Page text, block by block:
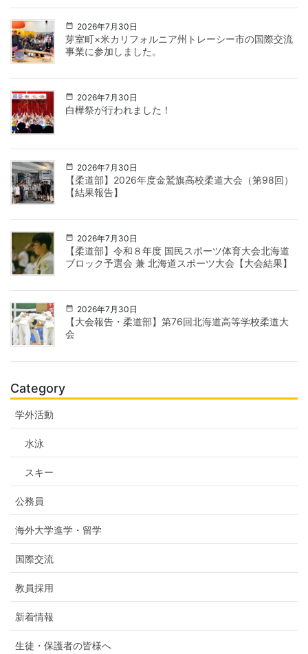
2026年7月30日
芽室町×米カリフォルニア州トレーシー市の国際交流
事業に参加しました。
2026年7月30日
白樺祭が行われました！
2026年7月30日
【柔道部】2026年度金鷲旗高校柔道大会（第98回）
【結果報告】
2026年7月30日
【柔道部】令和８年度 国民スポーツ体育大会北海道
ブロック予選会 兼 北海道スポーツ大会【大会結果】
2026年7月30日
【大会報告・柔道部】第76回北海道高等学校柔道大
会
Category
学外活動
水泳
スキー
公務員
海外大学進学・留学
国際交流
教員採用
新着情報
生徒・保護者の皆様へ